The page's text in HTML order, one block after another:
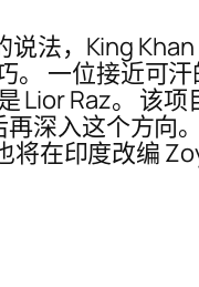
法，King
一位接近可
Lior Raz。 该
深入这个方向
在印度改编